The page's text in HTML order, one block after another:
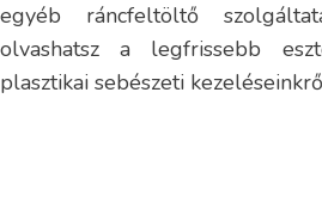
egyéb ráncfeltöltő
olvashatsz a legfrissebb
plasztikai sebészeti